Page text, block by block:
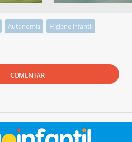
Autonomía
Higiene infantil
COMENTAR